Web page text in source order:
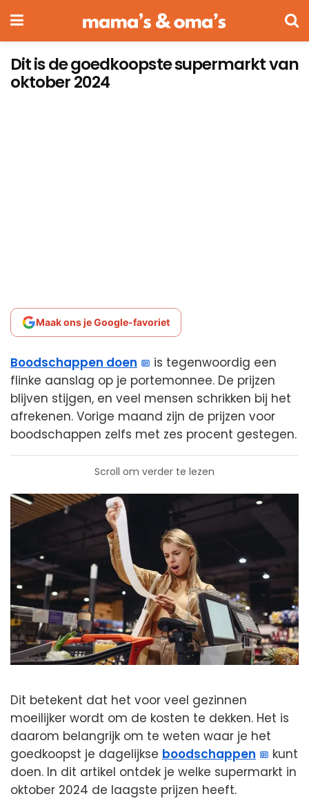
Dit is de goedkoopste supermarkt van
oktober 2024
Maak ons je Google-favoriet
Boodschappen doen
is tegenwoordig een
flinke aanslag op je portemonnee. De prijzen
blijven stijgen, en veel mensen schrikken bij het
afrekenen. Vorige maand zijn de prijzen voor
boodschappen zelfs met zes procent gestegen.
Scroll om verder te lezen
Dit betekent dat het voor veel gezinnen
moeilijker wordt om de kosten te dekken. Het is
daarom belangrijk om te weten waar je het
goedkoopst je dagelijkse boodschappen
kunt
doen. In dit artikel ontdek je welke supermarkt in
oktober 2024 de laagste prijzen heeft.